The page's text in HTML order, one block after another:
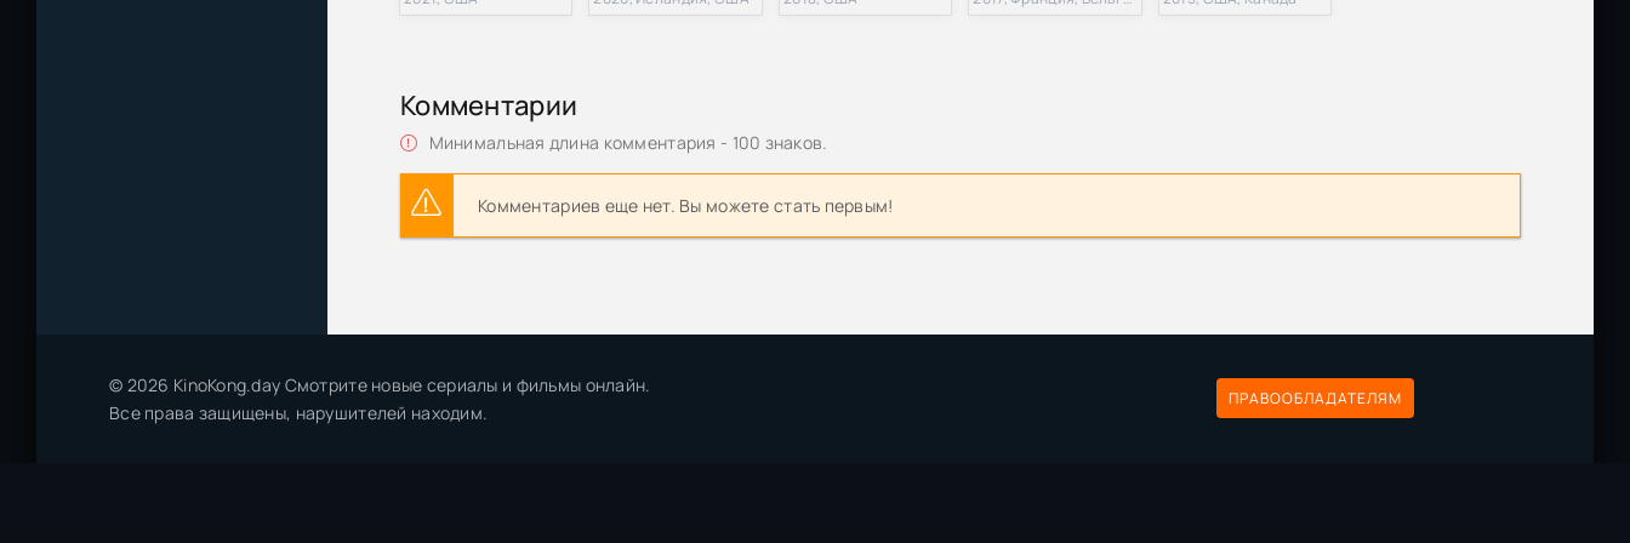
Любовь после полудня / Хлоя после полудня / L'amour l'apres-midi (1972) DVDRip
Хлоя / Chloe (2009) HDRip
Девять жизней Хлои Кинг / The Nine Lives of Chloe King [S01] (2011) WEB-DLRip 720p |
AXN Sci-Fi Россия
Хлоя / Chloe (2009) BDRip [H.264/720p] Размер: 6.92 GB
Комментарии
Минимальная длина комментария - 100 знаков.
Комментариев еще нет. Вы можете стать первым!
© 2026 KinoKong.day Смотрите новые сериалы и фильмы онлайн.
Все права защищены, нарушителей находим.
ПРАВООБЛАДАТЕЛЯМ